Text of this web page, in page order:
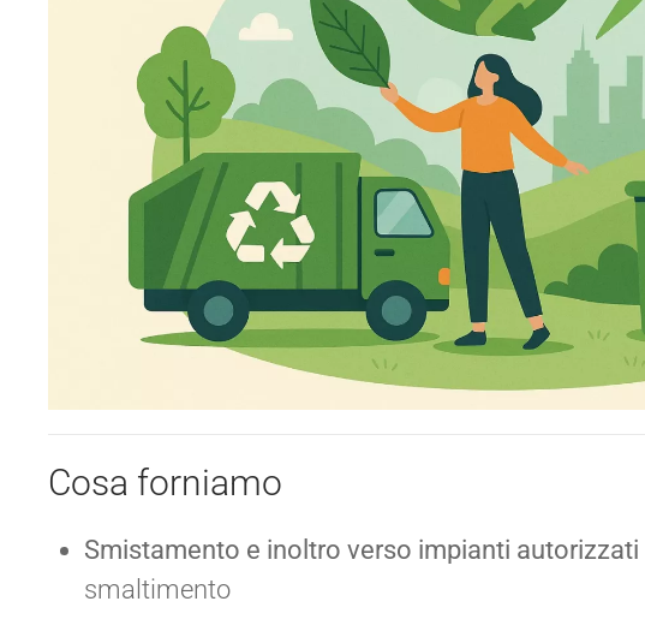
Cosa forniamo
Smistamento e inoltro verso impianti autorizzati
smaltimento